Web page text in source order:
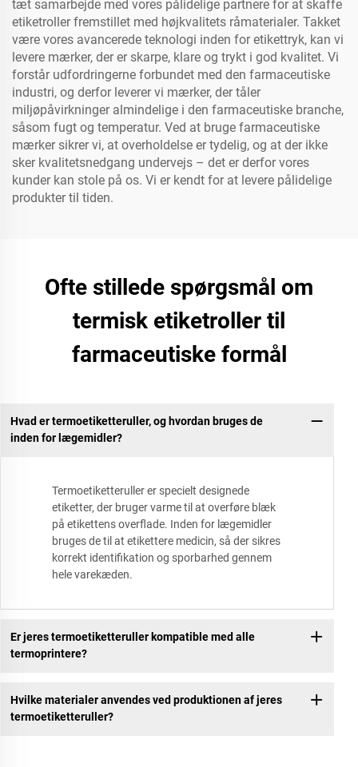
tæt samarbejde med vores pålidelige partnere for at skaffe
etiketroller fremstillet med højkvalitets råmaterialer. Takket
være vores avancerede teknologi inden for etikettryk, kan vi
levere mærker, der er skarpe, klare og trykt i god kvalitet. Vi
forstår udfordringerne forbundet med den farmaceutiske
industri, og derfor leverer vi mærker, der tåler
miljøpåvirkninger almindelige i den farmaceutiske branche,
såsom fugt og temperatur. Ved at bruge farmaceutiske
mærker sikrer vi, at overholdelse er tydelig, og at der ikke
sker kvalitetsnedgang undervejs – det er derfor vores
kunder kan stole på os. Vi er kendt for at levere pålidelige
produkter til tiden.
Ofte stillede spørgsmål om
termisk etiketroller til
farmaceutiske formål
Hvad er termoetiketteruller, og hvordan bruges de
inden for lægemidler?
Termoetiketteruller er specielt designede
etiketter, der bruger varme til at overføre blæk
på etikettens overflade. Inden for lægemidler
bruges de til at etikettere medicin, så der sikres
korrekt identifikation og sporbarhed gennem
hele varekæden.
Er jeres termoetiketteruller kompatible med alle
termoprintere?
Hvilke materialer anvendes ved produktionen af jeres
termoetiketteruller?